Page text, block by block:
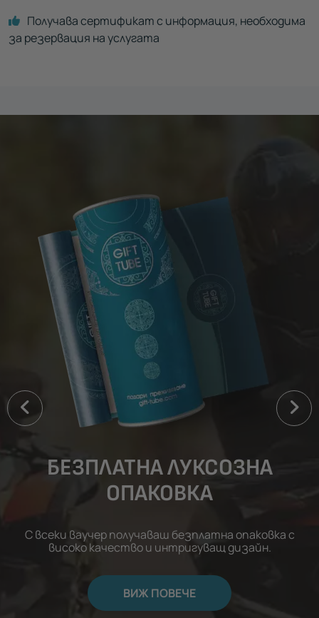
Получава сертификат с информация, необходима
за резервация на услугата
БЕЗПЛАТНА ЛУКСОЗНА
ОПАКОВКА
С всеки ваучер получаваш безплатна опаковка с
високо качество и интригуващ дизайн.
ВИЖ ПОВЕЧЕ